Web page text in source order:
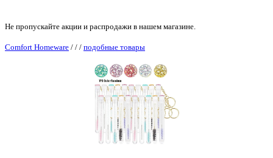
Не пропускайте акции и распродажи в нашем магазине.
Comfort Homeware / / / подобные товары